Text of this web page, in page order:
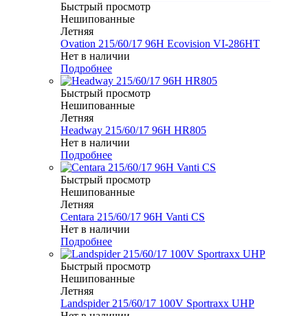
Быстрый просмотр
Нешипованные
Летняя
Ovation 215/60/17 96H Ecovision VI-286HT
Нет в наличии
Подробнее
Быстрый просмотр
Нешипованные
Летняя
Headway 215/60/17 96H HR805
Нет в наличии
Подробнее
Быстрый просмотр
Нешипованные
Летняя
Centara 215/60/17 96H Vanti CS
Нет в наличии
Подробнее
Быстрый просмотр
Нешипованные
Летняя
Landspider 215/60/17 100V Sportraxx UHP